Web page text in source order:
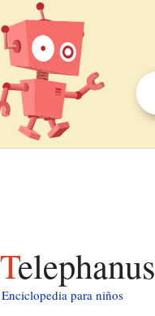
Enciclopedia para niños